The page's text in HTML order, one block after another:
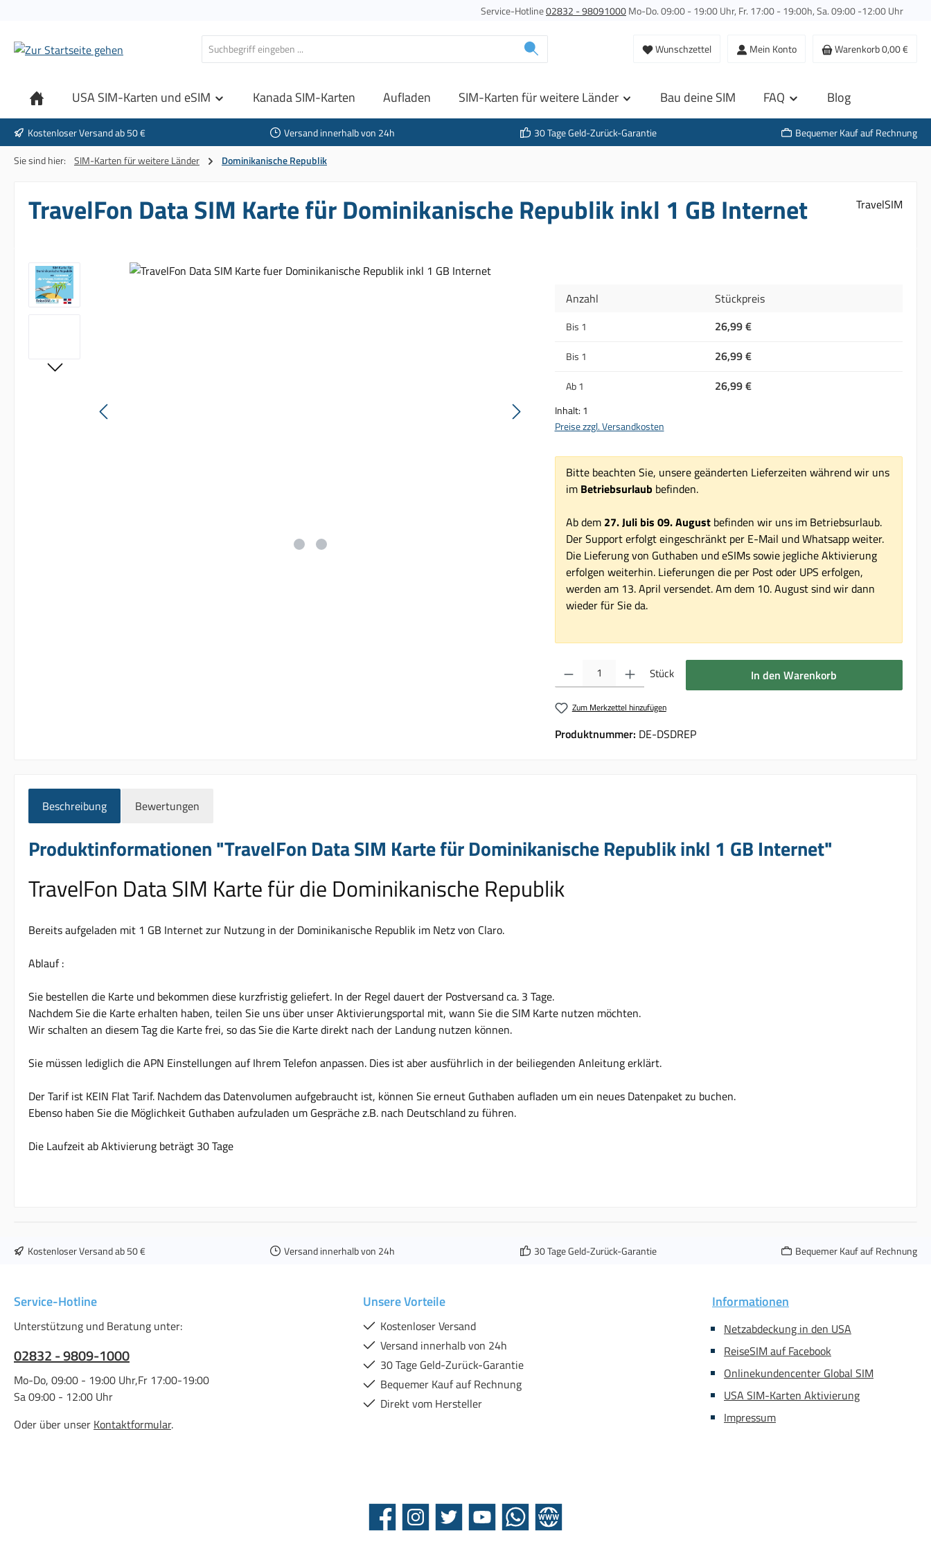
Service-Hotline02832 - 98091000Mo-Do. 09:00 - 19:00 Uhr, Fr. 17:00 - 19:00h, Sa. 09:00 -12:00 Uhr
Wunschzettel Mein Konto Warenkorb0,00 €
USA SIM-Karten und eSIM Kanada SIM-Karten Aufladen SIM-Karten für weitere Länder Bau deine SIM FAQ Blog
Kostenloser Versand ab 50 € Versand innerhalb von 24h 30 Tage Geld-Zurück-Garantie
Bequemer Kauf auf Rechnung
Sie sind hier:
SIM-Karten für weitere Länder Dominikanische Republik
TravelFon Data SIM Karte für Dominikanische Republik inkl 1 GB Internet TravelSIM
Bildergalerie überspringen
Anzahl
Stückpreis
Bis 1 26,99 €
Bis 1 26,99 €
Ab1 26,99 €
Inhalt: 1
Preise zzgl. Versandkosten
Bitte beachten Sie, unsere geänderten Lieferzeiten während wir uns
im Betriebsurlaub befinden.
Ab dem 27. Juli bis 09. Augustbefinden wir uns im Betriebsurlaub.
Der Support erfolgt eingeschränkt per E-Mail und Whatsapp weiter.
Die Lieferung von Guthaben und eSIMs sowie jegliche Aktivierung
erfolgen weiterhin. Lieferungen die per Post oder UPS erfolgen,
werden am 13. April versendet. Am dem 10. August sind wir dann
wieder für Sie da.
Produkt Anzahl: Gib den gewünschten Wert ein oder benutze die Schaltflächen um die
Stück In den Warenkorb
Zum Merkzettel hinzufügen
Produktnummer: DE-DSDREP
Beschreibung Bewertungen
Produktinformationen "TravelFon Data SIM Karte für Dominikanische Republik inkl 1 GB Internet"
TravelFon Data SIM Karte für die Dominikanische Republik
Bereits aufgeladen mit 1 GB Internet zur Nutzung in der Dominikanische Republik im Netz von Claro.
Ablauf :
Sie bestellen die Karte und bekommen diese kurzfristig geliefert. In der Regel dauert der Postversand ca. 3 Tage.
Nachdem Sie die Karte erhalten haben, teilen Sie uns über unser Aktivierungsportal mit, wann Sie die SIM Karte nutzen möchten.
Wir schalten an diesem Tag die Karte frei, so das Sie die Karte direkt nach der Landung nutzen können.
Sie müssen lediglich die APN Einstellungen auf Ihrem Telefon anpassen. Dies ist aber ausführlich in der beiliegenden Anleitung erklärt.
Der Tarif ist KEIN Flat Tarif. Nachdem das Datenvolumen aufgebraucht ist, können Sie erneut Guthaben aufladen um ein neues Datenpaket zu buchen.
Ebenso haben Sie die Möglichkeit Guthaben aufzuladen um Gespräche z.B. nach Deutschland zu führen.
Die Laufzeit ab Aktivierung beträgt 30 Tage
Kostenloser Versand ab 50 € Versand innerhalb von 24h 30 Tage Geld-Zurück-Garantie Bequemer Kauf auf Rechnung
Service-Hotline
Unterstützung und Beratung unter:
02832 - 9809-1000
Mo-Do, 09:00 - 19:00 Uhr,Fr 17:00-19:00
Sa 09:00 - 12:00 Uhr
Oder über unser Kontaktformular.
Unsere Vorteile
Kostenloser Versand
Versand innerhalb von 24h
30 Tage Geld-Zurück-Garantie
Bequemer Kauf auf Rechnung
Direkt vom Hersteller
Informationen
Netzabdeckung in den USA
ReiseSIM auf Facebook
Onlinekundencenter Global SIM
USA SIM-Karten Aktivierung
Impressum
Facebook Instagram Twitter YouTube WhatsAppWebsite